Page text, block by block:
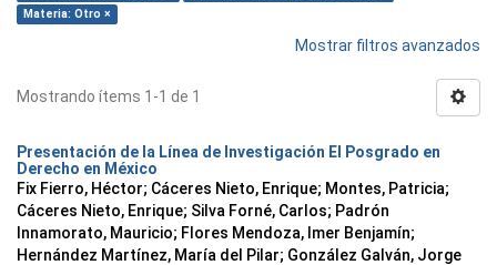
Materia: Otro ×
Mostrar filtros avanzados
Mostrando ítems 1-1 de 1
Presentación de la Línea de Investigación El Posgrado en
Derecho en México
Fix Fierro, Héctor; Cáceres Nieto, Enrique; Montes, Patricia;
Cáceres Nieto, Enrique; Silva Forné, Carlos; Padrón
Innamorato, Mauricio; Flores Mendoza, Imer Benjamín;
Hernández Martínez, María del Pilar; González Galván, Jorge